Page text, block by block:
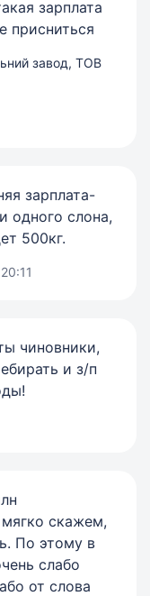
зарплата
присниться
завод, ТОВ
зарплата-
одного слона,
500кг.
чиновники,
и з/п
скажем,
По этому в
слабо
от слова